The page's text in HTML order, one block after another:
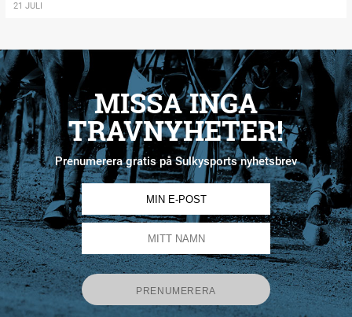
21 JULI
MISSA INGA
TRAVNYHETER!
Prenumerera gratis på Sulkysports nyhetsbrev